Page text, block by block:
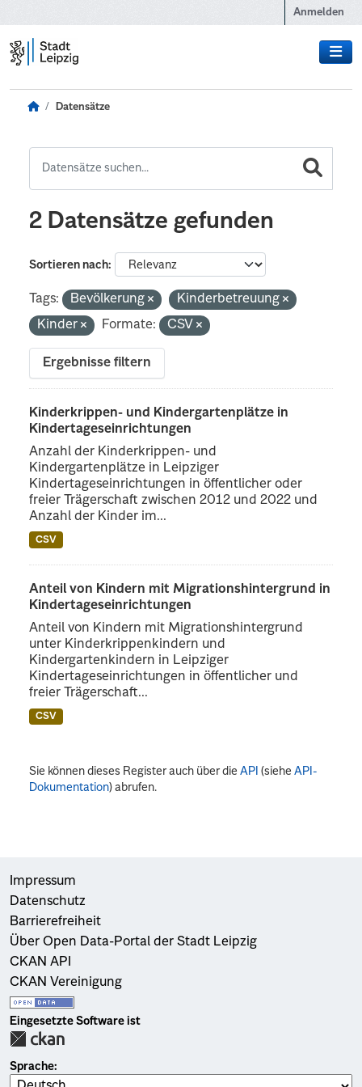
Anmelden
Datensätze
2 Datensätze gefunden
Sortieren nach
Tags: Bevölkerung
Kinderbetreuung
Kinder
Formate: CSV
Ergebnisse filtern
Kinderkrippen- und Kindergartenplätze in
Kindertageseinrichtungen
Anzahl der Kinderkrippen- und
Kindergartenplätze in Leipziger
Kindertageseinrichtungen in öffentlicher oder
freier Trägerschaft zwischen 2012 und 2022 und
Anzahl der Kinder im...
CSV
Anteil von Kindern mit Migrationshintergrund in
Kindertageseinrichtungen
Anteil von Kindern mit Migrationshintergrund
unter Kinderkrippenkindern und
Kindergartenkindern in Leipziger
Kindertageseinrichtungen in öffentlicher und
freier Trägerschaft...
CSV
Sie können dieses Register auch über dieAPI (sieheAPI-
Dokumentation) abrufen.
Impressum
Datenschutz
Barrierefreiheit
Über Open Data-Portal der Stadt Leipzig
CKAN API
CKAN Vereinigung
Eingesetzte Software ist
Sprache